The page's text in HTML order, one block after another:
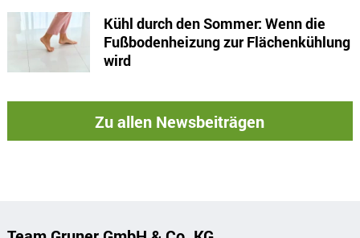
Kühl durch den Sommer: Wenn die
Fußbodenheizung zur Flächenkühlung
wird
Zu allen Newsbeiträgen